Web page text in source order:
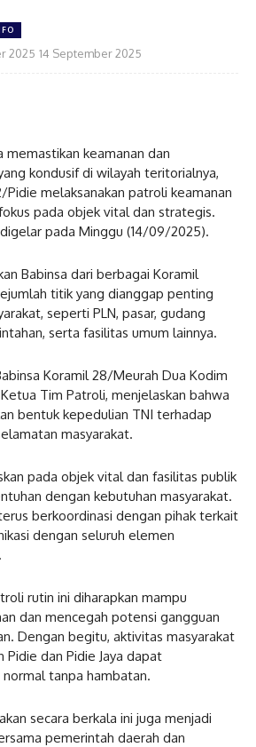
2025 14 September 2025
memastikan keamanan dan
kondusif di wilayah teritorialnya,
Pidie melaksanakan patroli keamanan
pada objek vital dan strategis.
pada Minggu (14/09/2025).
Babinsa dari berbagai Koramil
titik yang dianggap penting
seperti PLN, pasar, gudang
serta fasilitas umum lainnya.
Koramil 28/Meurah Dua Kodim
Tim Patroli, menjelaskan bahwa
bentuk kepedulian TNI terhadap
masyarakat.
pada objek vital dan fasilitas publik
dengan kebutuhan masyarakat.
berkoordinasi dengan pihak terkait
dengan seluruh elemen
rutin ini diharapkan mampu
dan mencegah potensi gangguan
Dengan begitu, aktivitas masyarakat
Pidie dan Pidie Jaya dapat
tanpa hambatan.
secara berkala ini juga menjadi
pemerintah daerah dan